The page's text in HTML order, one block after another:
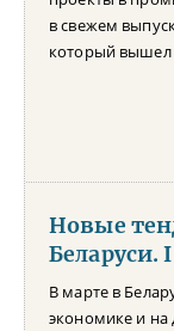
в свежем
который
Новые
Беларуси.
В марте в
экономике и